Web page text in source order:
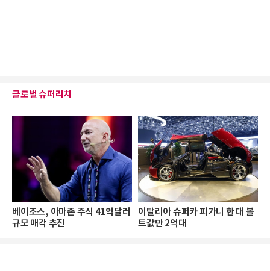
글로벌 슈퍼리치
베이조스, 아마존 주식 41억달러
규모 매각 추진
이탈리아 슈퍼카 피가니 한 대 볼
트값만 2억대